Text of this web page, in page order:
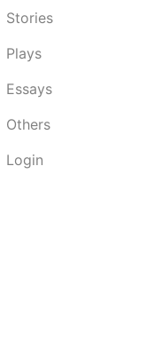
Stories
Plays
Essays
Others
Login